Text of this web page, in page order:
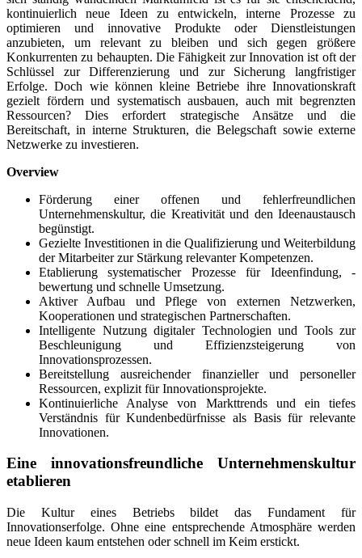
kontinuierlich neue Ideen zu entwickeln, interne Prozesse zu
optimieren und innovative Produkte oder Dienstleistungen
anzubieten, um relevant zu bleiben und sich gegen größere
Konkurrenten zu behaupten. Die Fähigkeit zur Innovation ist oft der
Schlüssel zur Differenzierung und zur Sicherung langfristiger
Erfolge. Doch wie können kleine Betriebe ihre Innovationskraft
gezielt fördern und systematisch ausbauen, auch mit begrenzten
Ressourcen? Dies erfordert strategische Ansätze und die
Bereitschaft, in interne Strukturen, die Belegschaft sowie externe
Netzwerke zu investieren.
Overview
Förderung einer offenen und fehlerfreundlichen
Unternehmenskultur, die Kreativität und den Ideenaustausch
begünstigt.
Gezielte Investitionen in die Qualifizierung und Weiterbildung
der Mitarbeiter zur Stärkung relevanter Kompetenzen.
Etablierung systematischer Prozesse für Ideenfindung, -
bewertung und schnelle Umsetzung.
Aktiver Aufbau und Pflege von externen Netzwerken,
Kooperationen und strategischen Partnerschaften.
Intelligente Nutzung digitaler Technologien und Tools zur
Beschleunigung und Effizienzsteigerung von
Innovationsprozessen.
Bereitstellung ausreichender finanzieller und personeller
Ressourcen, explizit für Innovationsprojekte.
Kontinuierliche Analyse von Markttrends und ein tiefes
Verständnis für Kundenbedürfnisse als Basis für relevante
Innovationen.
Eine innovationsfreundliche Unternehmenskultur
etablieren
Die Kultur eines Betriebs bildet das Fundament für
Innovationserfolge. Ohne eine entsprechende Atmosphäre werden
neue Ideen kaum entstehen oder schnell im Keim erstickt.